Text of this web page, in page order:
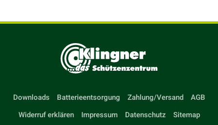
Downloads Batterieentsorgung Zahlung/Versand
AGB
Widerruf erklären
Impressum Datenschutz
Sitemap